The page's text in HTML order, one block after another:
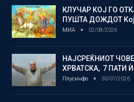
КЛУЧАР КОЈ ГО
ПУШТА ДОЖДОТ
МИА 02/08/2026
НАЈСРЕЌНИОТ
ХРВАТСКА, 7 ПАТИ
Плусинфо 30/07/2026